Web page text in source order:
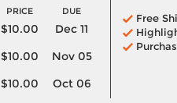
PRICE DUE
$10.00
Dec 11
$10.00
Nov 05
$10.00 Oct 06
Free